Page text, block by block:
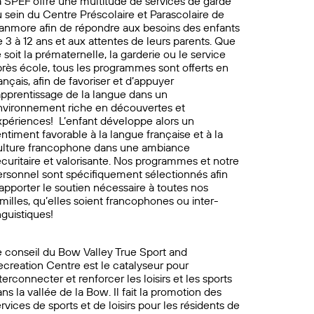
sein du Centre Préscolaire et Parascolaire de
afin de répondre aux besoins des enfants
3 à 12 ans et aux attentes de leurs parents. Que
soit la prématernelle, la garderie ou le service
école, tous les programmes sont offerts en
afin de favoriser et d’appuyer
de la langue dans un
riche en découvertes et
L’enfant développe alors un
favorable à la langue française et à la
francophone dans une ambiance
et valorisante. Nos programmes et notre
sont spécifiquement sélectionnés afin
le soutien nécessaire à toutes nos
qu’elles soient francophones ou inter-
conseil du Bow Valley True Sport and
Centre est le catalyseur pour
et renforcer les loisirs et les sports
la vallée de la Bow. Il fait la promotion des
de sports et de loisirs pour les résidents de